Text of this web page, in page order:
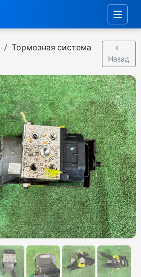
Тормозная система
Назад